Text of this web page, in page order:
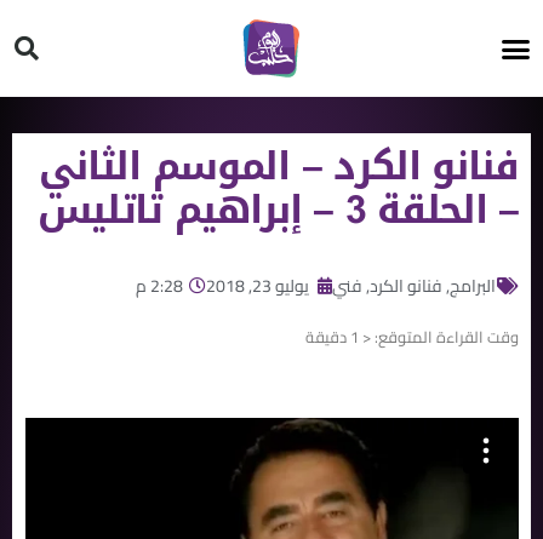
فنانو الكرد – الموسم الثاني
– الحلقة 3 – إبراهيم تاتليس
البرامج,فنانو الكرد,فني يوليو 23, 2018 2:28 م
وقت القراءة المتوقع:< 1 دقيقة